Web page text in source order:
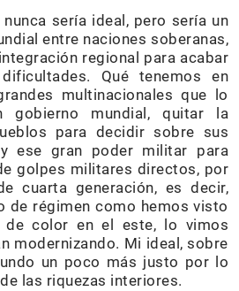
sería ideal, pero sería un
entre naciones soberanas,
regional para acabar
Qué tenemos en
multinacionales que lo
gobierno mundial, quitar la
para decidir sobre sus
ese gran poder militar para
golpes militares directos, por
cuarta generación, es decir,
de régimen como hemos visto
de color en el este, lo vimos
modernizando. Mi ideal, sobre
un poco más justo por lo
las riquezas interiores.